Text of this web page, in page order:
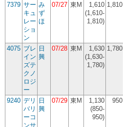
7379 サー
キュ
レー
ショ
ン
み
ず
ほ
07/27 東M
1,610
(1,610-
1,810)
1,810
4075 ブレ
イン
ズテ
クノ
ロジ
ー
日
興
07/28 東M
1,630
(1,630-
1,780)
1,780
9240 デリ
バリ
ーコ
ンサ
日
興
07/29 東M
1,130
(850-
950)
950